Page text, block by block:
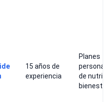
15 años de
experiencia
Planes
de
bienestar